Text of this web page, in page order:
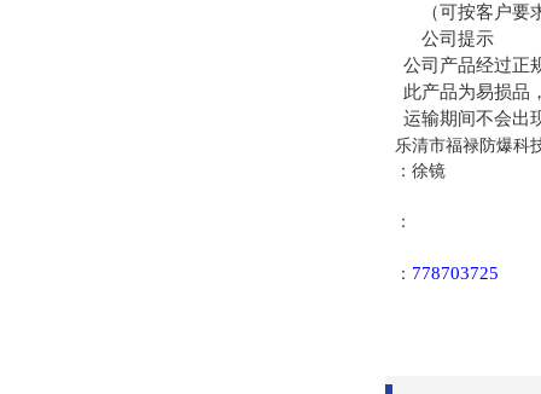
（可按客户要
公司提示
公司产品经过正
此产品为易损品
运输期间不会出
乐清市福禄防爆科
：徐镜
：
： 778703725